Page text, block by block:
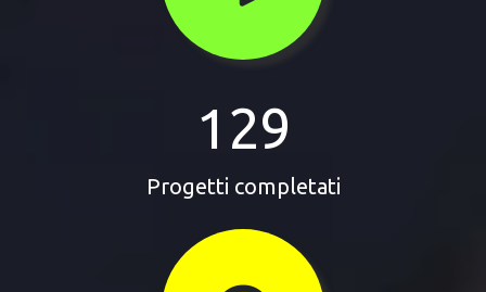
129
Progetti completati